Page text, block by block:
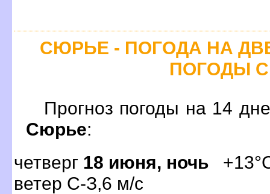
СЮРЬЕ - ПОГОДА НА
ПОГОДЫ
Прогноз погоды на 14
Сюрье:
четвер 18 июня, ночь
етер С-З,6 м/с